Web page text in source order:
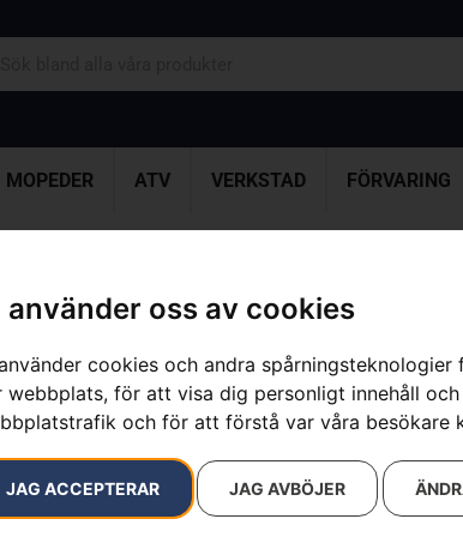
använder oss av cookies
cookies och andra
webbplats, för att visa dig personligt innehåll
och för att förstå var våra besökare
JAG ACCEPTERAR JAG AVBÖJER
MOPEDER ATV VERKSTAD FÖRVARING